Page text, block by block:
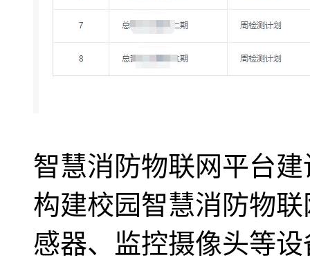
智慧消防物联网平台建
构建校园智慧消防物
感器、监控摄像头等